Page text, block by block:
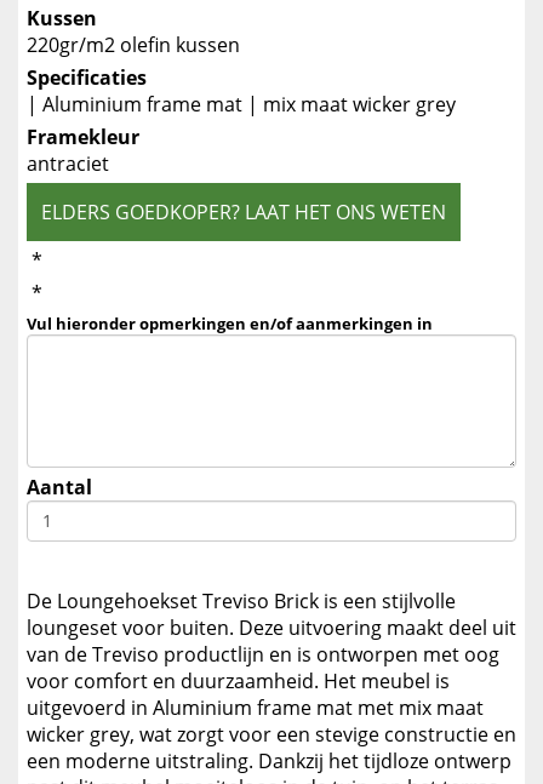
Kussen
220gr/m2 olefin kussen
Specificaties
| Aluminium frame mat | mix maat wicker grey
Framekleur
antraciet
ELDERS GOEDKOPER? LAAT HET ONS WETEN
*
*
Vul hieronder opmerkingen en/of aanmerkingen in
Aantal
De Loungehoekset Treviso Brick is een stijlvolle
loungeset voor buiten. Deze uitvoering maakt deel uit
van de Treviso productlijn en is ontworpen met oog
voor comfort en duurzaamheid. Het meubel is
uitgevoerd in Aluminium frame mat met mix maat
wicker grey, wat zorgt voor een stevige constructie en
een moderne uitstraling. Dankzij het tijdloze ontwerp